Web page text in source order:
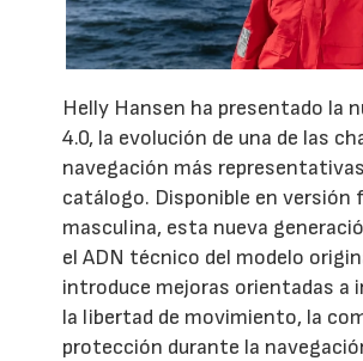
Helly Hansen ha presentado la
4.0, la evolución de una de las
navegación más
catálogo. Disponible en versión
masculina, esta nueva
el ADN técnico del modelo
introduce mejoras orientadas a
la libertad de movimiento, la
protección durante la